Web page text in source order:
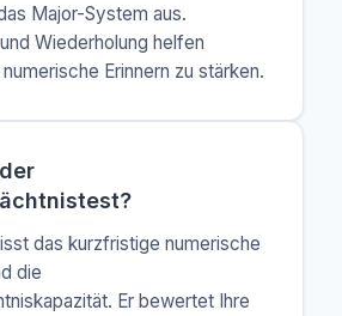
Major-System aus.
Wiederholung helfen
Erinnern zu stärken.
das kurzfristige numerische
die
Er bewertet Ihre